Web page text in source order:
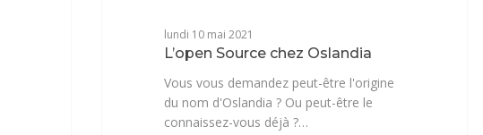
lundi 10 mai 2021
L’open Source chez Oslandia
Vous vous demandez peut-être l'origine
du nom d'Oslandia ? Ou peut-être le
connaissez-vous déjà ?…